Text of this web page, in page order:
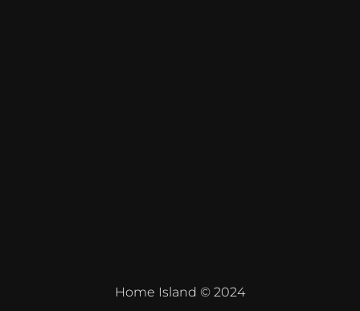
Home Island © 2024